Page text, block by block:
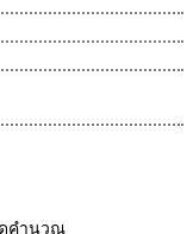
ดคำนวณ